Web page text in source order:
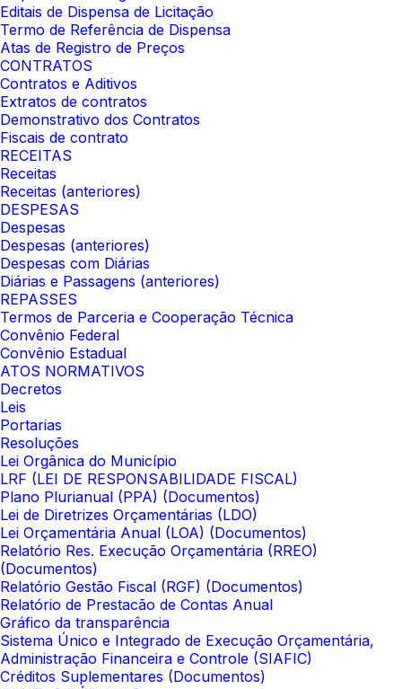
Editais de Dispensa de Licitação
Termo de Referência de Dispensa
Atas de Registro de Preços
CONTRATOS
Contratos e Aditivos
Extratos de contratos
Demonstrativo dos Contratos
Fiscais de contrato
RECEITAS
Receitas
Receitas (anteriores)
DESPESAS
Despesas
Despesas (anteriores)
Despesas com Diárias
Diárias e Passagens (anteriores)
REPASSES
Termos de Parceria e Cooperação Técnica
Convênio Federal
Convênio Estadual
ATOS NORMATIVOS
Decretos
Leis
Portarias
Resoluções
Lei Orgânica do Município
LRF (LEI DE RESPONSABILIDADE FISCAL)
Plano Plurianual (PPA) (Documentos)
Lei de Diretrizes Orçamentárias (LDO)
Lei Orçamentária Anual (LOA) (Documentos)
Relatório Res. Execução Orçamentária (RREO)
(Documentos)
Relatório Gestão Fiscal (RGF) (Documentos)
Relatório de Prestacão de Contas Anual
Gráfico da transparência
Sistema Único e Integrado de Execução Orçamentária,
Administração Financeira e Controle (SIAFIC)
Créditos Suplementares (Documentos)